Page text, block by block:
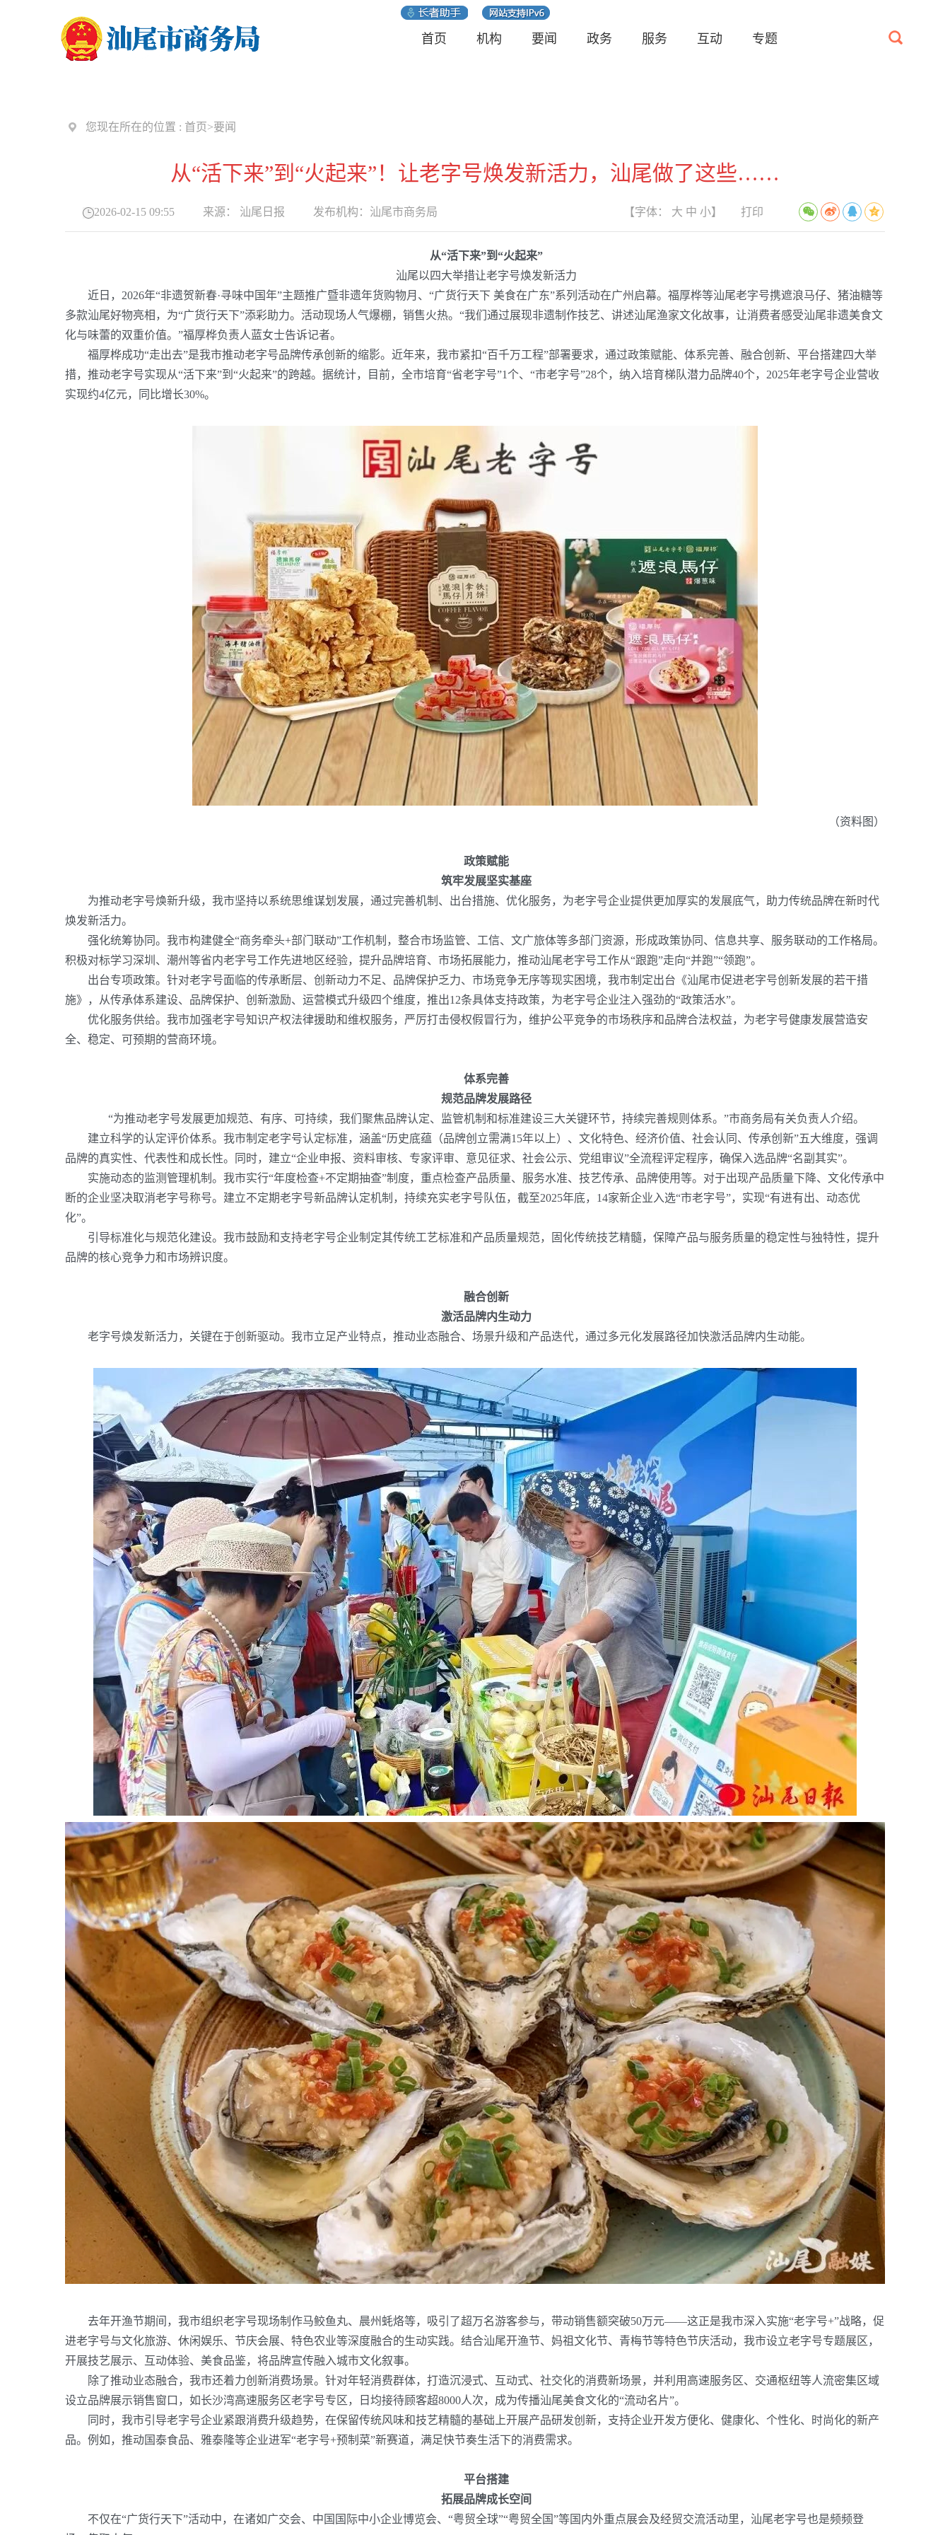
首页 机构 要闻 政务 服务 互动 专题
您现在所在的位置 : 首页>要闻
从“活下来”到“火起来”！让老字号焕发新活力，汕尾做了这些……
2026-02-15 09:55 来源： 汕尾日报 发布机构： 汕尾市商务局 【字体： 大 中 小】 打印
从“活下来”到“火起来”
汕尾以四大举措让老字号焕发新活力
近日， 2026年“非遗贺新春·寻味中国年”主题推广暨非遗年货购物月、“广货行天下 美食在广东”系列活动在广州启幕。福厚桦等汕尾老字号携遮浪马仔、猪油糖等
多款汕尾好物亮相，为“广货行天下”添彩助力。活动现场人气爆棚，销售火热。“我们通过展现非遗制作技艺、讲述汕尾渔家文化故事，让消费者感受汕尾非遗美食文
化与味蕾的双重价值。”福厚桦负责人蓝女士告诉记者。
福厚桦成功“走出去”是我市推动老字号品牌传承创新的缩影。近年来，我市紧扣“百千万工程”部署要求，通过政策赋能、体系完善、融合创新、平台搭建四大举
措，推动老字号实现从“活下来”到“火起来”的跨越。据统计，目前，全市培育“省老字号”1个、“市老字号”28个，纳入培育梯队潜力品牌40个， 2025年老字号企业营收
实现约4亿元，同比增长30%。
（资料图）
政策赋能
筑牢发展坚实基座
为推动老字号焕新升级，我市坚持以系统思维谋划发展，通过完善机制、出台措施、优化服务，为老字号企业提供更加厚实的发展底气，助力传统品牌在新时代
焕发新活力。
强化统筹协同。我市构建健全“商务牵头+部门联动”工作机制，整合市场监管、工信、文广旅体等多部门资源，形成政策协同、信息共享、服务联动的工作格局。
积极对标学习深圳、潮州等省内老字号工作先进地区经验，提升品牌培育、市场拓展能力，推动汕尾老字号工作从“跟跑”走向“并跑”“领跑”。
出台专项政策。针对老字号面临的传承断层、创新动力不足、品牌保护乏力、市场竞争无序等现实困境，我市制定出台《汕尾市促进老字号创新发展的若干措
施》，从传承体系建设、品牌保护、创新激励、运营模式升级四个维度，推出12条具体支持政策，为老字号企业注入强劲的“政策活水”。
优化服务供给。我市加强老字号知识产权法律援助和维权服务，严厉打击侵权假冒行为，维护公平竞争的市场秩序和品牌合法权益，为老字号健康发展营造安
全、稳定、可预期的营商环境。
体系完善
规范品牌发展路径
“为推动老字号发展更加规范、有序、可持续，我们聚焦品牌认定、监管机制和标准建设三大关键环节，持续完善规则体系。”市商务局有关负责人介绍。
建立科学的认定评价体系。我市制定老字号认定标准，涵盖“历史底蕴（品牌创立需满15年以上）、文化特色、经济价值、社会认同、传承创新”五大维度，强调
品牌的真实性、代表性和成长性。同时，建立“企业申报、资料审核、专家评审、意见征求、社会公示、党组审议”全流程评定程序，确保入选品牌“名副其实”。
实施动态的监测管理机制。我市实行“年度检查+不定期抽查”制度，重点检查产品质量、服务水准、技艺传承、品牌使用等。对于出现产品质量下降、文化传承中
断的企业坚决取消老字号称号。建立不定期老字号新品牌认定机制，持续充实老字号队伍，截至2025年底， 14家新企业入选“市老字号”，实现“有进有出、动态优
化”。
引导标准化与规范化建设。我市鼓励和支持老字号企业制定其传统工艺标准和产品质量规范，固化传统技艺精髓，保障产品与服务质量的稳定性与独特性，提升
品牌的核心竞争力和市场辨识度。
融合创新
激活品牌内生动力
老字号焕发新活力，关键在于创新驱动。我市立足产业特点，推动业态融合、场景升级和产品迭代，通过多元化发展路径加快激活品牌内生动能。
去年开渔节期间，我市组织老字号现场制作马鲛鱼丸、晨州蚝烙等，吸引了超万名游客参与，带动销售额突破50万元——这正是我市深入实施“老字号+”战略，促
进老字号与文化旅游、休闲娱乐、节庆会展、特色农业等深度融合的生动实践。结合汕尾开渔节、妈祖文化节、青梅节等特色节庆活动，我市设立老字号专题展区，
开展技艺展示、互动体验、美食品鉴，将品牌宣传融入城市文化叙事。
除了推动业态融合，我市还着力创新消费场景。针对年轻消费群体，打造沉浸式、互动式、社交化的消费新场景，并利用高速服务区、交通枢纽等人流密集区域
设立品牌展示销售窗口，如长沙湾高速服务区老字号专区，日均接待顾客超8000人次，成为传播汕尾美食文化的“流动名片”。
同时，我市引导老字号企业紧跟消费升级趋势，在保留传统风味和技艺精髓的基础上开展产品研发创新，支持企业开发方便化、健康化、个性化、时尚化的新产
品。例如，推动国泰食品、雅泰隆等企业进军“老字号+预制菜”新赛道，满足快节奏生活下的消费需求。
平台搭建
拓展品牌成长空间
不仅在“广货行天下”活动中，在诸如广交会、中国国际中小企业博览会、“粤贸全球”“粤贸全国”等国内外重点展会及经贸交流活动里，汕尾老字号也是频频登